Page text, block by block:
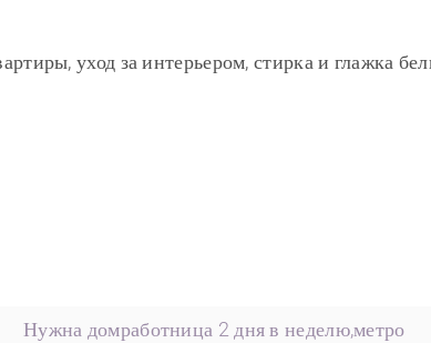
уход за интерьером, стирка и глажка
Нужна домработница 2 дня в неделю,метро